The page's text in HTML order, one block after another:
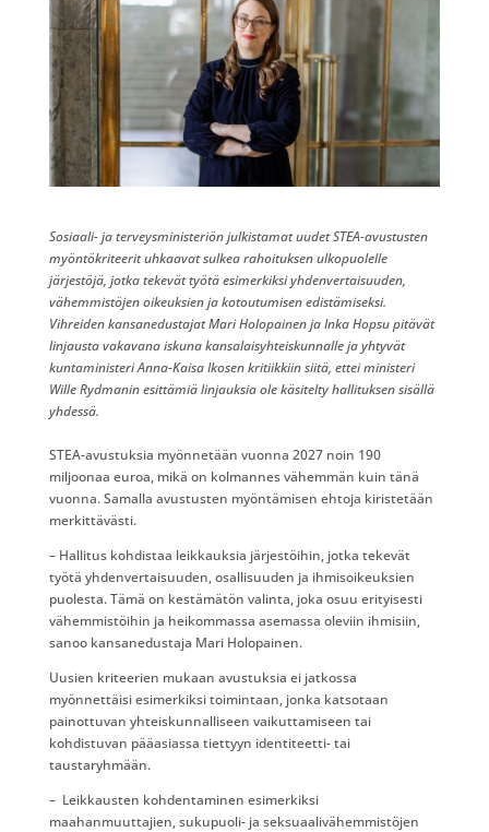
Sosiaali- ja terveysministeriön julkistamat uudet STEA-avustusten
myöntökriteerit uhkaavat sulkea rahoituksen ulkopuolelle
järjestöjä, jotka tekevät työtä esimerkiksi yhdenvertaisuuden,
vähemmistöjen oikeuksien ja kotoutumisen edistämiseksi.
Vihreiden kansanedustajat Mari Holopainen ja Inka Hopsu pitävät
linjausta vakavana iskuna kansalaisyhteiskunnalle ja yhtyvät
kuntaministeri Anna-Kaisa Ikosen kritiikkiin siitä, ettei ministeri
Wille Rydmanin esittämiä linjauksia ole käsitelty hallituksen sisällä
yhdessä.
STEA-avustuksia myönnetään vuonna 2027 noin 190
miljoonaa euroa, mikä on kolmannes vähemmän kuin tänä
vuonna. Samalla avustusten myöntämisen ehtoja kiristetään
merkittävästi.
– Hallitus kohdistaa leikkauksia järjestöihin, jotka tekevät
työtä yhdenvertaisuuden, osallisuuden ja ihmisoikeuksien
puolesta. Tämä on kestämätön valinta, joka osuu erityisesti
vähemmistöihin ja heikommassa asemassa oleviin ihmisiin,
sanoo kansanedustaja Mari Holopainen.
Uusien kriteerien mukaan avustuksia ei jatkossa
myönnettäisi esimerkiksi toimintaan, jonka katsotaan
painottuvan yhteiskunnalliseen vaikuttamiseen tai
kohdistuvan pääasiassa tiettyyn identiteetti- tai
taustaryhmään.
– Leikkausten kohdentaminen esimerkiksi
maahanmuuttajien, sukupuoli- ja seksuaalivähemmistöjen